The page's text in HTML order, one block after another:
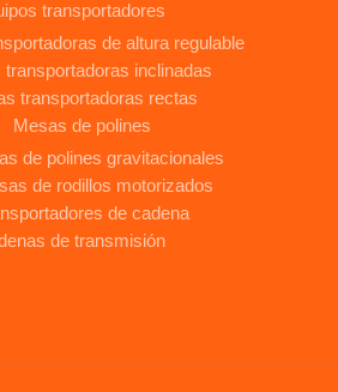
transportadores
de altura regulable
transportadoras inclinadas
transportadoras rectas
Mesas de polines
de polines gravitacionales
de rodillos motorizados
de cadena
de transmisión